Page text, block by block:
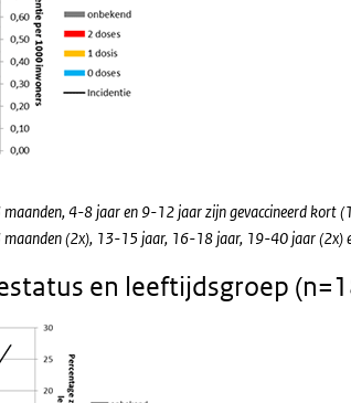
4-8 jaar en 9-12 jaar zijn gevaccineerd kort
(2x), 13-15 jaar, 16-18 jaar, 19-40 jaar (2x)
en leeftijdsgroep